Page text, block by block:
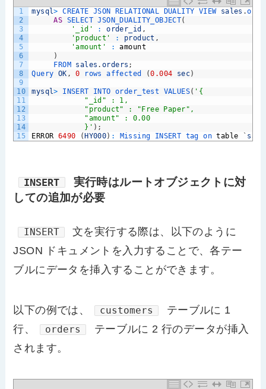
1
2
3
4
5
6
7
8
9
10
11
12
13
14
15
mysql> CREATE JSON RELATIONAL DUALITY VIEW sales .
AS SELECT JSON_DUALITY_OBJECT(
'_id'
: order_id ,
'product'
: product ,
'amount'
:
amount
)
FROM sales . orders ;
Query OK , 0 rows affected (0.004 sec)
mysql> INSERT INTO order_test VALUES( '{
"_id" : 1,
"product" : "Free Paper",
"amount" : 0.00
}' ) ;
ERROR 6490 (HY000) : Missing INSERT tag on table `
INSERT
実行時はルートオブジェクトに対
しての追加が必要
INSERT
文を実行する際は、以下のように
JSON ドキュメントを入力することで、各テー
ブルにデータを挿入することができます。
以下の例では、 customers
テーブルに 1
行、
orders
テーブルに 2 行のデータが挿入
されます。